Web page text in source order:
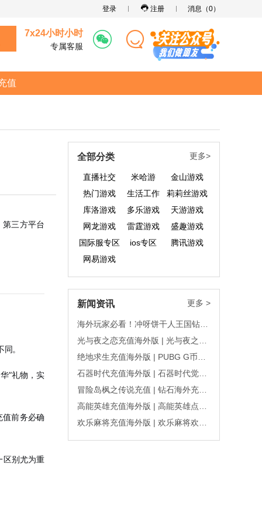
登录 注册 消息（0）
7x24小时小时
专属客服
值
三方平台
同。
”礼物，实
值前务必确
区别尤为重
全部分类 更多>
直播社交 米哈游
金山游戏
热门游戏
生活工作
莉莉丝游戏
库洛游戏
多乐游戏
天游游戏
网龙游戏
雷霆游戏
盛趣游戏
国际服专区
ios专区
腾讯游戏
网易游戏
新闻资讯 更多 >